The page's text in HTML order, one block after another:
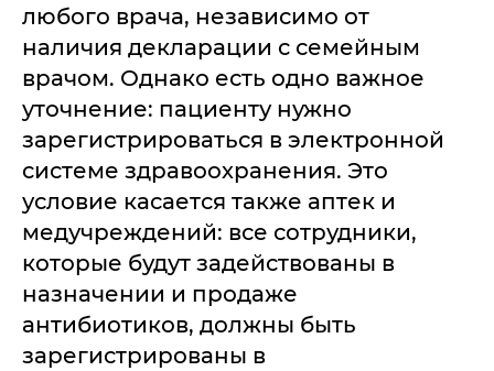
любого врача, независимо от
наличия декларации с семейным
врачом. Однако есть одно важное
уточнение: пациенту нужно
зарегистрироваться в электронной
системе здравоохранения. Это
условие касается также аптек и
медучреждений: все сотрудники,
которые будут задействованы в
назначении и продаже
антибиотиков, должны быть
зарегистрированы в